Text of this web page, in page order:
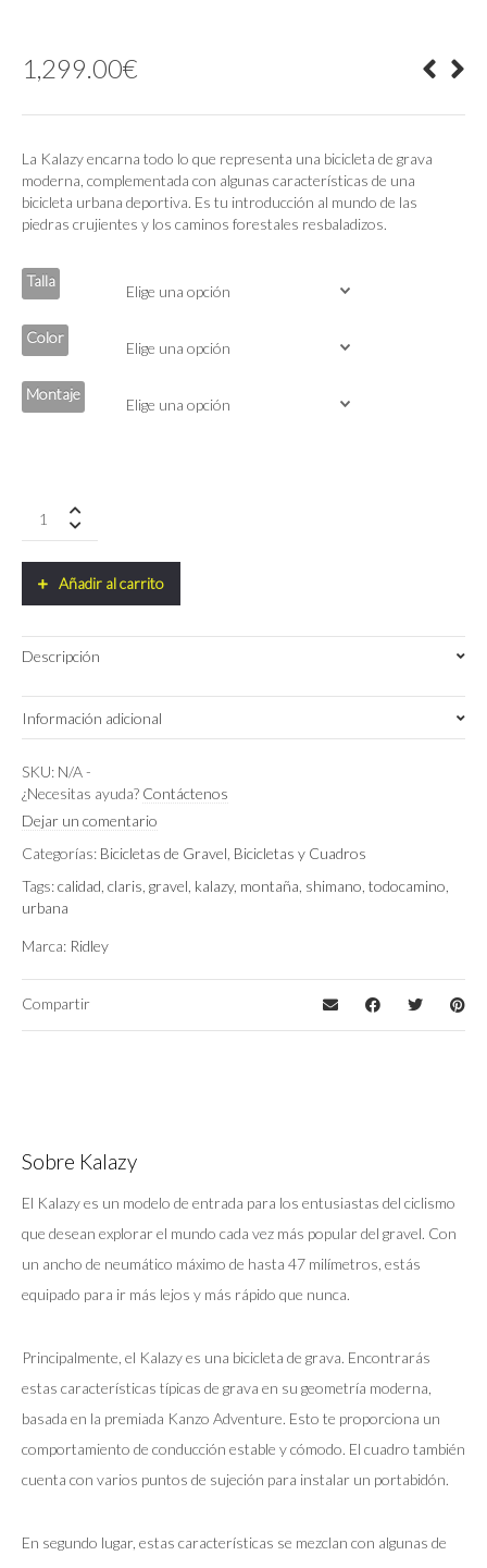
1,299.00€
La Kalazy encarna todo lo que representa una bicicleta de grava
moderna, complementada con algunas características de una
bicicleta urbana deportiva. Es tu introducción al mundo de las
piedras crujientes y los caminos forestales resbaladizos.
Talla
Color
Montaje
KALAZY
2x8
Disc
Brake
Añadir al carrito
Descripción
Información adicional
Talla
Color
Montaje Shimano Claris 2×8 Mecanical Disc brake
SKU: N/A-
¿Necesitas ayuda? Contáctenos
Dejar un comentario
Categorías: Bicicletas de Gravel, Bicicletas y Cuadros
Tags:calidad, claris, gravel, kalazy, montaña, shimano, todocamino,
urbana
Marca: Ridley
Compartir
Sobre Kalazy
El Kalazy es un modelo de entrada para los entusiastas del ciclismo
que desean explorar el mundo cada vez más popular del gravel. Con
un ancho de neumático máximo de hasta 47 milímetros, estás
equipado para ir más lejos y más rápido que nunca.
Principalmente, el Kalazy es una bicicleta de grava. Encontrarás
estas características típicas de grava en su geometría moderna,
basada en la premiada Kanzo Adventure. Esto te proporciona un
comportamiento de conducción estable y cómodo. El cuadro también
cuenta con varios puntos de sujeción para instalar un portabidón.
En segundo lugar, estas características se mezclan con algunas de